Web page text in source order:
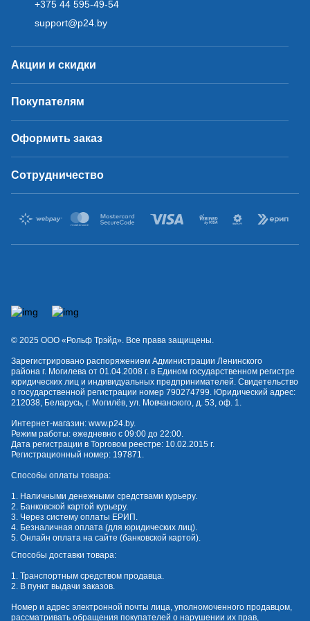
+375 44 595-49-54
support@p24.by
Акции и скидки
Покупателям
Оформить заказ
Сотрудничество
© 2025 OOO «Рольф Трэйд». Все права защищены.
Зарегистрировано распоряжением Администрации Ленинского
района г. Могилева от 01.04.2008 г. в Едином государственном регистре
юридических лиц и индивидуальных предпринимателей. Свидетельство
о государственной регистрации номер 790274799. Юридический адрес:
212038, Беларусь, г. Могилёв, ул. Мовчанского, д. 53, оф. 1.
Интернет-магазин: www.p24.by.
Режим работы: ежедневно с 09:00 до 22:00.
Дата регистрации в Торговом реестре: 10.02.2015 г.
Регистрационный номер: 197871.
Способы оплаты товара:
1. Наличными денежными средствами курьеру.
2. Банковской картой курьеру.
3. Через систему оплаты ЕРИП.
4. Безналичная оплата (для юридических лиц).
5. Онлайн оплата на сайте (банковской картой).
Способы доставки товара:
1. Транспортным средством продавца.
2. В пункт выдачи заказов.
Номер и адрес электронной почты лица, уполномоченного продавцом,
рассматривать обращения покупателей о нарушении их прав,